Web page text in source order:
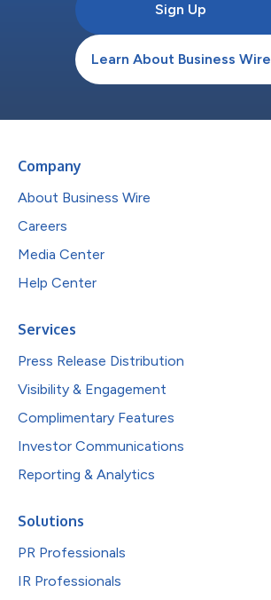
Sign Up
Learn About Business Wire
Company
About Business Wire
Careers
Media Center
Help Center
Services
Press Release Distribution
Visibility & Engagement
Complimentary Features
Investor Communications
Reporting & Analytics
Solutions
PR Professionals
IR Professionals